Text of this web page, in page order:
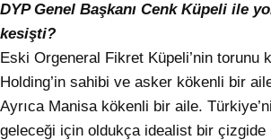
DYP Genel Başkanı Cenk Küpeli ile
kesişti?
Eski Orgeneral Fikret Küpeli’nin torunu
Holding’in sahibi ve asker kökenli bir
Ayrıca Manisa kökenli bir aile.
geleceği için oldukça idealist bir çizgide